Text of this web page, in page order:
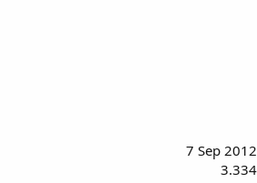
7 Sep 2012
3.334